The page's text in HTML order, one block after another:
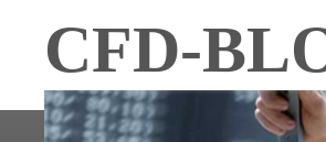
CFD-